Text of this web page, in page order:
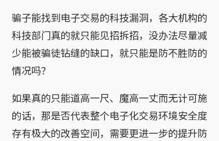
骗子能找到电子交易的科技漏洞，各大机构的
科技部门真的就只能见招拆招，没办法尽量减
少能被骗徒钻缝的缺口，就只能是防不胜防的
情况吗？
如果真的只能道高一尺、魔高一丈而无计可施
的话，那是否代表整个电子化交易环境安全度
存有极大的改善空间，需要更进一步的提升防